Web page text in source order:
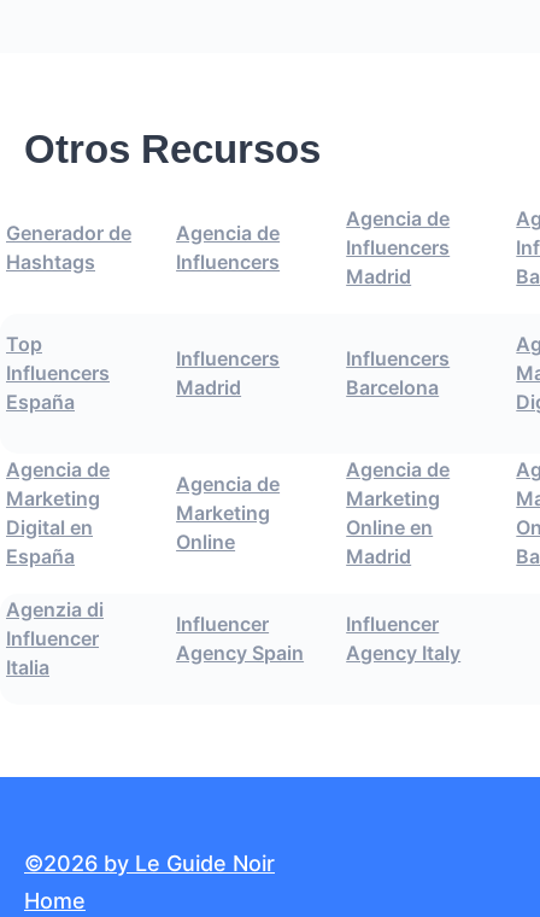
Otros Recursos
Generador de
Hashtags
Agencia de
Influencers
Agencia de
Influencers
Madrid
Top
Influencers
España
Influencers
Madrid
Influencers
Barcelona
Agencia de
Marketing
Digital en
España
Agencia de
Marketing
Online
Agencia de
Marketing
Online en
Madrid
Agenzia di
Influencer
Italia
Influencer
Agency Spain
Influencer
Agency Italy
©2026 by Le Guide Noir
Home